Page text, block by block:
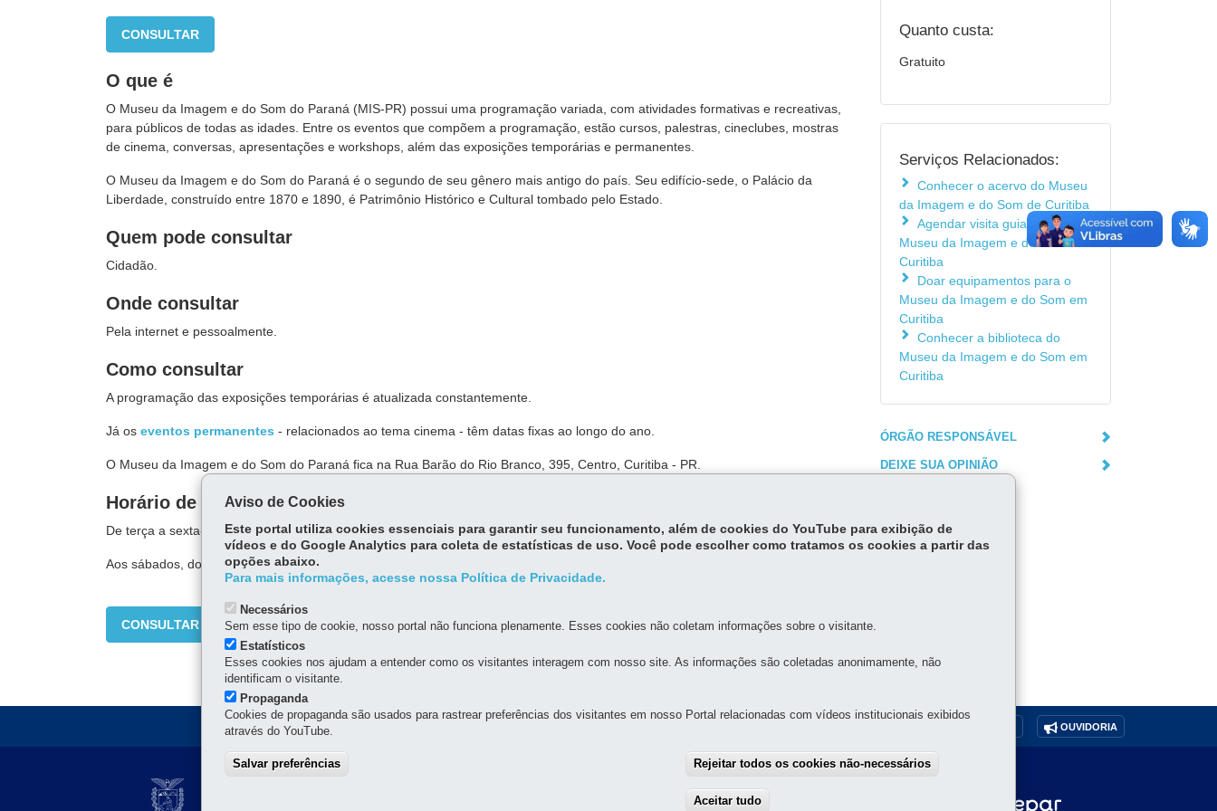
CONSULTAR
O que é
O Museu da Imagem e do Som do Paraná (MIS-PR) possui uma programação variada, com atividades formativas e recreativas,
para públicos de todas as idades. Entre os eventos que compõem a programação, estão cursos, palestras, cineclubes, mostras
de cinema, conversas, apresentações e workshops, além das exposições temporárias e permanentes.
O Museu da Imagem e do Som do Paraná é o segundo de seu gênero mais antigo do país. Seu edifício-sede, o Palácio da
Liberdade, construído entre 1870 e 1890, é Patrimônio Histórico e Cultural tombado pelo Estado.
Quem pode consultar
Cidadão.
Onde consultar
Pela internet e pessoalmente.
Como consultar
A programação das exposições temporárias é atualizada constantemente.
Já os eventos permanentes - relacionados ao tema cinema - têm datas fixas ao longo do ano.
O Museu da Imagem e do Som do Paraná fica na Rua Barão do Rio Branco, 395, Centro, Curitiba - PR.
Horário de visitação do MIS
De terça a sexta-feira, das 9h às 18h.
Aos sábados, domingos e feriados, das 10h às 16h.
CONSULTAR
Quanto custa:
Gratuito
Serviços Relacionados:
Conhecer o acervo do Museu
da Imagem e do Som de Curitiba
Agendar visita guiada ao
Museu da Imagem e do Som em
Curitiba
Doar equipamentos para o
Museu da Imagem e do Som em
Curitiba
Conhecer a biblioteca do
Museu da Imagem e do Som em
Curitiba
ÓRGÃO RESPONSÁVEL
DEIXE SUA OPINIÃO
OUVIDORIA
Navegação
Aviso de Cookies
Este portal utiliza cookies essenciais para garantir seu funcionamento, além de cookies do YouTube para exibição de
vídeos e do Google Analytics para coleta de estatísticas de uso. Você pode escolher como tratamos os cookies a partir das
opções abaixo.
Para mais informações, acesse nossa Política de Privacidade.
Necessários
Sem esse tipo de cookie, nosso portal não funciona plenamente. Esses cookies não coletam informações sobre o visitante.
Estatísticos
Esses cookies nos ajudam a entender como os visitantes interagem com nosso site. As informações são coletadas anonimamente, não
identificam o visitante.
Propaganda
Cookies de propaganda são usados para rastrear preferências dos visitantes em nosso Portal relacionadas com vídeos institucionais exibidos
através do YouTube.
Salvar preferências Rejeitar todos os cookies não-necessários
Aceitar tudo